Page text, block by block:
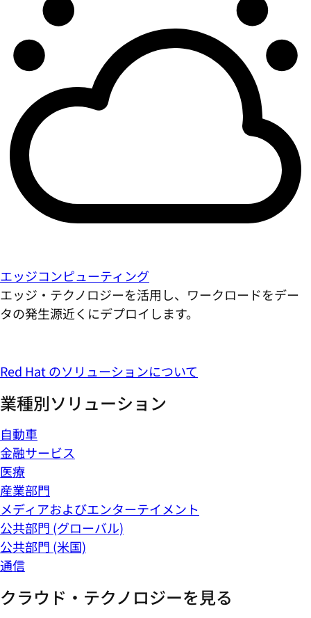
エッジコンピューティング
エッジ・テクノロジーを活用し、ワークロードをデー
タの発生源近くにデプロイします。
Red Hat のソリューションについて
業種別ソリューション
自動車
金融サービス
医療
産業部門
メディアおよびエンターテイメント
公共部門 (グローバル)
公共部門 (米国)
通信
クラウド・テクノロジーを見る